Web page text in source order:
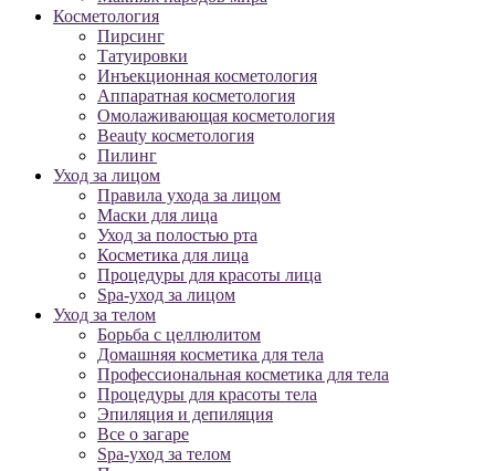
Косметология
Пирсинг
Татуировки
Инъекционная косметология
Аппаратная косметология
Омолаживающая косметология
Beauty косметология
Пилинг
Уход за лицом
Правила ухода за лицом
Маски для лица
Уход за полостью рта
Косметика для лица
Процедуры для красоты лица
Spa-уход за лицом
Уход за телом
Борьба с целлюлитом
Домашняя косметика для тела
Профессиональная косметика для тела
Процедуры для красоты тела
Эпиляция и депиляция
Все о загаре
Spa-уход за телом